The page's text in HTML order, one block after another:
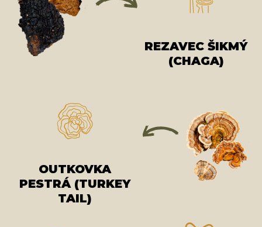
REZAVEC ŠIKMÝ
(CHAGA)
OUTKOVKA
PESTRÁ (TURKEY
TAIL)